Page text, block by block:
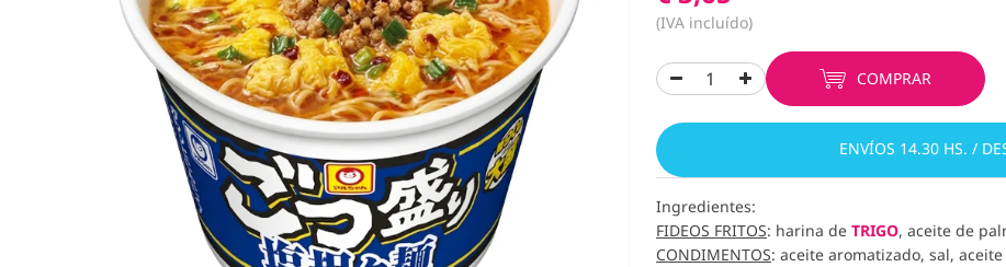
(IVA incluído)
COMPRAR
ENVÍOS 14.30 HS. /
Ingredientes:
FIDEOS FRITOS: harina de TRIGO, aceite de
CONDIMENTOS: aceite aromatizado, sal,